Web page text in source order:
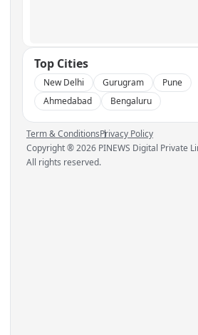
Top Cities
New Delhi Gurugram
Pune
Ahmedabad
Bengaluru
Term & ConditionsPrivacy Policy
Copyright ®2026 PINEWS Digital Private
All rights reserved.